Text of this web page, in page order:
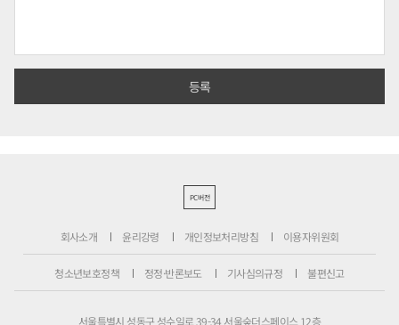
PC버전
회사소개 윤리강령 개인정보처리방침 이용자위원회
청소년보호정책 정정·반론보도 기사심의규정 불편신고
서울특별시 성동구 성수일로 39-34 서울숲더스페이스 12층